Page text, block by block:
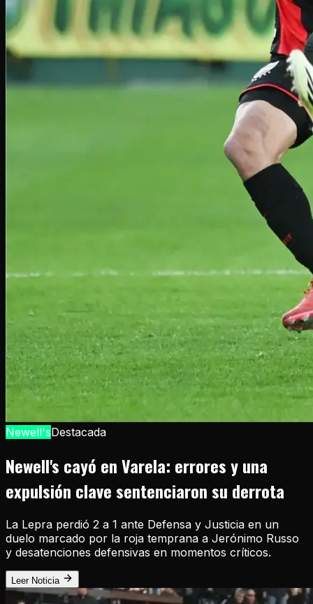
Newell'sDestacada
Newell's cayó en Varela: errores y una
expulsión clave sentenciaron su derrota
La Lepra perdió 2 a 1 ante Defensa y Justicia en un
duelo marcado por la roja temprana a Jerónimo Russo
y desatenciones defensivas en momentos críticos.
Leer Noticia